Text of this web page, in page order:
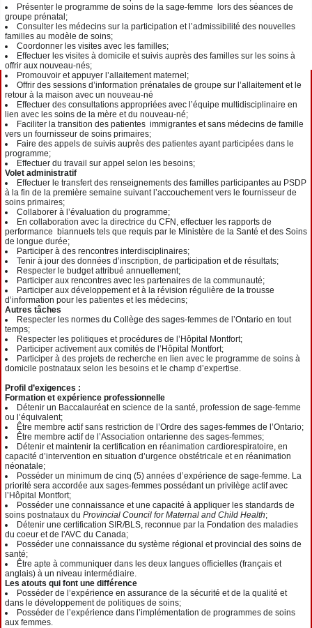
Présenter le programme de soins de la sage-femme lors des séances de
groupe prénatal;
Consulter les médecins sur la participation et l’admissibilité des nouvelles
familles au modèle de soins;
Coordonner les visites avec les familles;
Effectuer les visites à domicile et suivis auprès des familles sur les soins à
offrir aux nouveau-nés;
Promouvoir et appuyer l’allaitement maternel;
Offrir des sessions d’information prénatales de groupe sur l’allaitement et le
retour à la maison avec un nouveau-né
Effectuer des consultations appropriées avec l’équipe multidisciplinaire en
lien avec les soins de la mère et du nouveau-né;
Faciliter la transition des patientes immigrantes et sans médecins de famille
vers un fournisseur de soins primaires;
Faire des appels de suivis auprès des patientes ayant participées dans le
programme;
Effectuer du travail sur appel selon les besoins;
Volet administratif
Effectuer le transfert des renseignements des familles participantes au PSDP
à la fin de la première semaine suivant l’accouchement vers le fournisseur de
soins primaires;
Collaborer à l’évaluation du programme;
En collaboration avec la directrice du CFN, effectuer les rapports de
performance biannuels tels que requis par le Ministère de la Santé et des Soins
de longue durée;
Participer à des rencontres interdisciplinaires;
Tenir à jour des données d’inscription, de participation et de résultats;
Respecter le budget attribué annuellement;
Participer aux rencontres avec les partenaires de la communauté;
Participer aux développement et à la révision régulière de la trousse
d’information pour les patientes et les médecins;
Autres tâches
Respecter les normes du Collège des sages-femmes de l’Ontario en tout
temps;
Respecter les politiques et procédures de l’Hôpital Montfort;
Participer activement aux comités de l’Hôpital Montfort;
Participer à des projets de recherche en lien avec le programme de soins à
domicile postnataux selon les besoins et le champ d’expertise.
Profil d’exigences :
Formation et expérience professionnelle
Détenir un Baccalauréat en science de la santé, profession de sage-femme
ou l’équivalent;
Être membre actif sans restriction de l’Ordre des sages-femmes de l’Ontario;
Être membre actif de l’Association ontarienne des sages-femmes;
Détenir et maintenir la certification en réanimation cardiorespiratoire, en
capacité d’intervention en situation d’urgence obstétricale et en réanimation
néonatale;
Posséder un minimum de cinq (5) années d’expérience de sage-femme. La
priorité sera accordée aux sages-femmes possédant un privilège actif avec
l’Hôpital Montfort;
Posséder une connaissance et une capacité à appliquer les standards de
soins postnataux du Provincial Council for Maternal and Child Health;
Détenir une certification SIR/BLS, reconnue par la Fondation des maladies
du coeur et de l'AVC du Canada;
Posséder une connaissance du système régional et provincial des soins de
santé;
Être apte à communiquer dans les deux langues officielles (français et
anglais) à un niveau intermédiaire.
Les atouts qui font une différence
Posséder de l’expérience en assurance de la sécurité et de la qualité et
dans le développement de politiques de soins;
Posséder de l’expérience dans l’implémentation de programmes de soins
aux femmes.